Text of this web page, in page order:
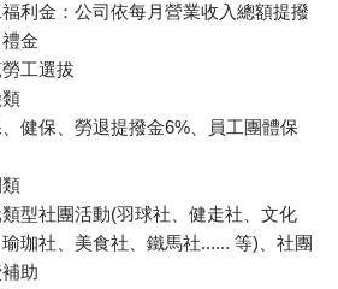
金：公司依每月營業收入總額提撥
金
工選拔
保、勞退提撥金6%、員工團體保
社團活動(羽球社、健走社、文化
珈社、美食社、鐵馬社...... 等)、社團
助